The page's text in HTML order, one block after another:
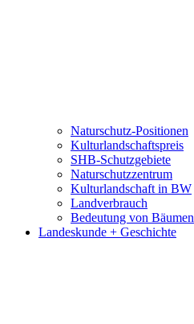
Naturschutz-Positionen
Kulturlandschaftspreis
SHB-Schutzgebiete
Naturschutzzentrum
Kulturlandschaft in BW
Landverbrauch
Bedeutung von Bäumen
Landeskunde + Geschichte